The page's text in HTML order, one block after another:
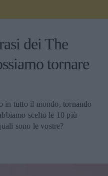
dei The
tornare
in tutto il mondo, tornando
scelto le 10 più
sono le vostre?